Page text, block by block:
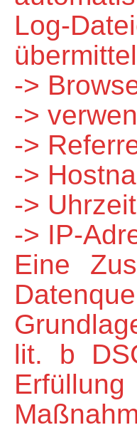
Log-
->
->
->
->
->
-> IP-
Eine
lit. b